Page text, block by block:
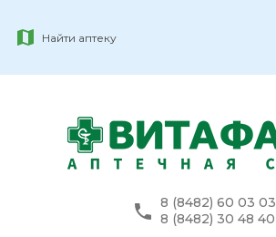
Найти аптеку
8 (8482) 60 03 03
8 (8482) 30 48 40